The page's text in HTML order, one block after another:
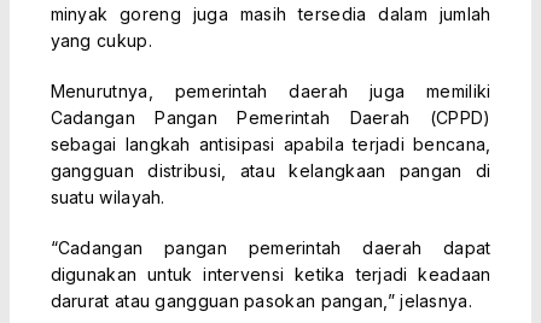
minyak goreng juga masih tersedia dalam jumlah
yang cukup.
Menurutnya, pemerintah daerah juga memiliki
Cadangan Pangan Pemerintah Daerah (CPPD)
sebagai langkah antisipasi apabila terjadi bencana,
gangguan distribusi, atau kelangkaan pangan di
suatu wilayah.
“Cadangan pangan pemerintah daerah dapat
digunakan untuk intervensi ketika terjadi keadaan
darurat atau gangguan pasokan pangan,” jelasnya.